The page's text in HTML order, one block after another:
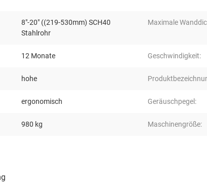
8"-20" ((219-530mm) SCH40
Stahlrohr
Maximale
12 Monate Geschwindigkeit:
hohe
ergonomisch Geräuschpegel:
980 kg Maschinengröße: